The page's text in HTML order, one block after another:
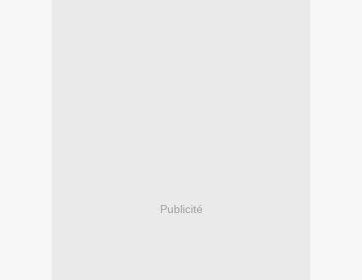
Publicité